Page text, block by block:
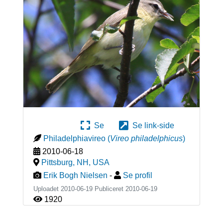
Se
Se link-side
Philadelphiavireo (Vireo philadelphicus)
2010-06-18
Pittsburg, NH , USA
Erik Bogh Nielsen - Se profil
Uploadet 2010-06-19 Publiceret 2010-06-19
1920